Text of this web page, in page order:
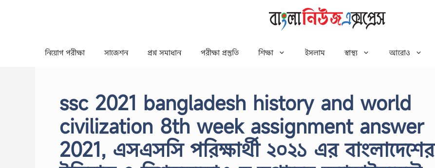
নিয়োগ পরীক্ষা সাজেশন প্রশ্ন সমাধান পরীক্ষা প্রস্তুতি শিক্ষা ইসলাম স্বাস্থ্য আরোও
ssc 2021 bangladesh history and world
civilization 8th week assignment answer
2021, এসএসসি পরিক্ষার্থী ২০২১ এর বাংলাদেশের